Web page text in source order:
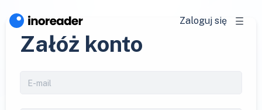
Zaloguj się
Załóż konto